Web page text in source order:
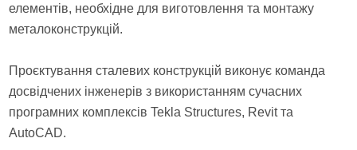
елементів, необхідне для виготовлення та монтажу
металоконструкцій.
Проєктування сталевих конструкцій виконує команда
досвідчених інженерів з використанням сучасних
програмних комплексів Tekla Structures, Revit та
AutoCAD.